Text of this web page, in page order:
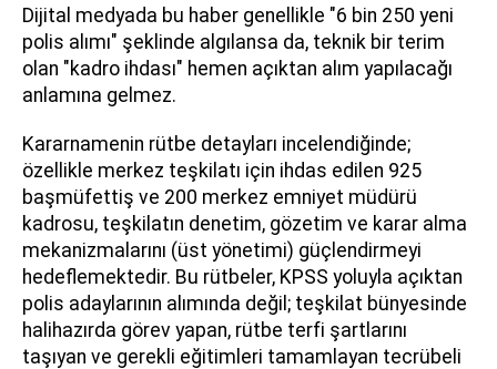
Dijital medyada bu haber genellikle "6 bin 250 yeni
polis alımı" şeklinde algılansa da, teknik bir terim
olan "kadro ihdası" hemen açıktan alım yapılacağı
anlamına gelmez.
Kararnamenin rütbe detayları incelendiğinde;
özellikle merkez teşkilatı için ihdas edilen 925
başmüfettiş ve 200 merkez emniyet müdürü
kadrosu, teşkilatın denetim, gözetim ve karar alma
mekanizmalarını (üst yönetimi) güçlendirmeyi
hedeflemektedir. Bu rütbeler, KPSS yoluyla açıktan
polis adaylarının alımında değil; teşkilat bünyesinde
halihazırda görev yapan, rütbe terfi şartlarını
taşıyan ve gerekli eğitimleri tamamlayan tecrübeli